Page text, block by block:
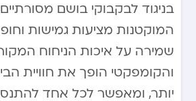
בניגוד לבקבוקי בושם
המוקטנות מציעות גמישות
שמירה על איכות הניחוח
והקומפקטי הופך את חוויית
יותר, ומאפשר לכל אחד